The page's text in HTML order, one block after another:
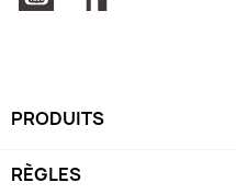
PRODUITS
RÈGLES